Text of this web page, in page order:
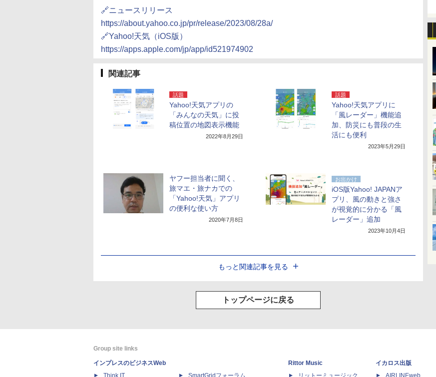
🔗ニュースリリース
https://about.yahoo.co.jp/pr/release/2023/08/28a/
🔗Yahoo!天気（iOS版）
https://apps.apple.com/jp/app/id521974902
関連記事
話題
Yahoo!天気アプリの
「みんなの天気」に投
稿位置の地図表示機能
2022年8月29日
話題
Yahoo!天気アプリに
「風レーダー」機能追
加、防災にも普段の生
活にも便利
2023年5月29日
ヤフー担当者に聞く、
旅マエ・旅ナカでの
「Yahoo!天気」アプリ
の便利な使い方
2020年7月8日
お出かけ
iOS版Yahoo! JAPANア
プリ、風の動きと強さ
が視覚的に分かる「風
レーダー」追加
2023年10月4日
もっと関連記事を見る
トップページに戻る
Group site links
インプレスのビジネスWeb
Rittor Music
イカロス出版